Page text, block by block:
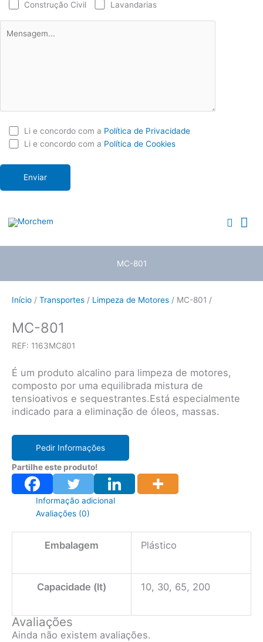
Construção Civil
Lavandarias
Li e concordo com a Política de Privacidade
Li e concordo com a Política de Cookies
MC-801
Início / Transportes / Limpeza de Motores / MC-801 /
MC-801
REF: 1163MC801
É um produto alcalino para limpeza de motores,
composto por uma equilibrada mistura de
tensioativos e sequestrantes.Está especialmente
indicado para a eliminação de óleos, massas.
Pedir Informações
Partilhe este produto!
Informação adicional
Avaliações (0)
Embalagem Plástico
Capacidade (lt) 10, 30, 65, 200
Avaliações
Ainda não existem avaliações.